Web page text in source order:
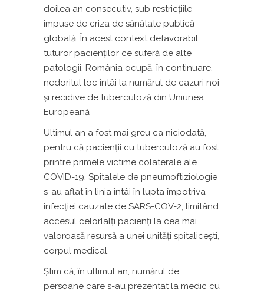
doilea an consecutiv, sub restricţiile
impuse de criza de sănătate publică
globală. În acest context defavorabil
tuturor pacienților ce suferă de alte
patologii, România ocupă, în continuare,
nedoritul loc întâi la numărul de cazuri noi
şi recidive de tuberculoză din Uniunea
Europeană
Ultimul an a fost mai greu ca niciodată,
pentru că pacienții cu tuberculoză au fost
printre primele victime colaterale ale
COVID-19. Spitalele de pneumoftiziologie
s-au aflat în linia întâi în lupta împotriva
infecției cauzate de SARS-COV-2, limitând
accesul celorlalți pacienți la cea mai
valoroasă resursă a unei unități spitalicești,
corpul medical.
Ştim că, în ultimul an, numărul de
persoane care s-au prezentat la medic cu